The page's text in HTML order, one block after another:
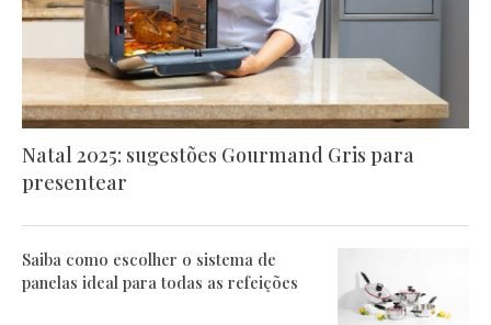
Natal 2025: sugestões Gourmand Gris para
presentear
Saiba como escolher o sistema de
panelas ideal para todas as refeições